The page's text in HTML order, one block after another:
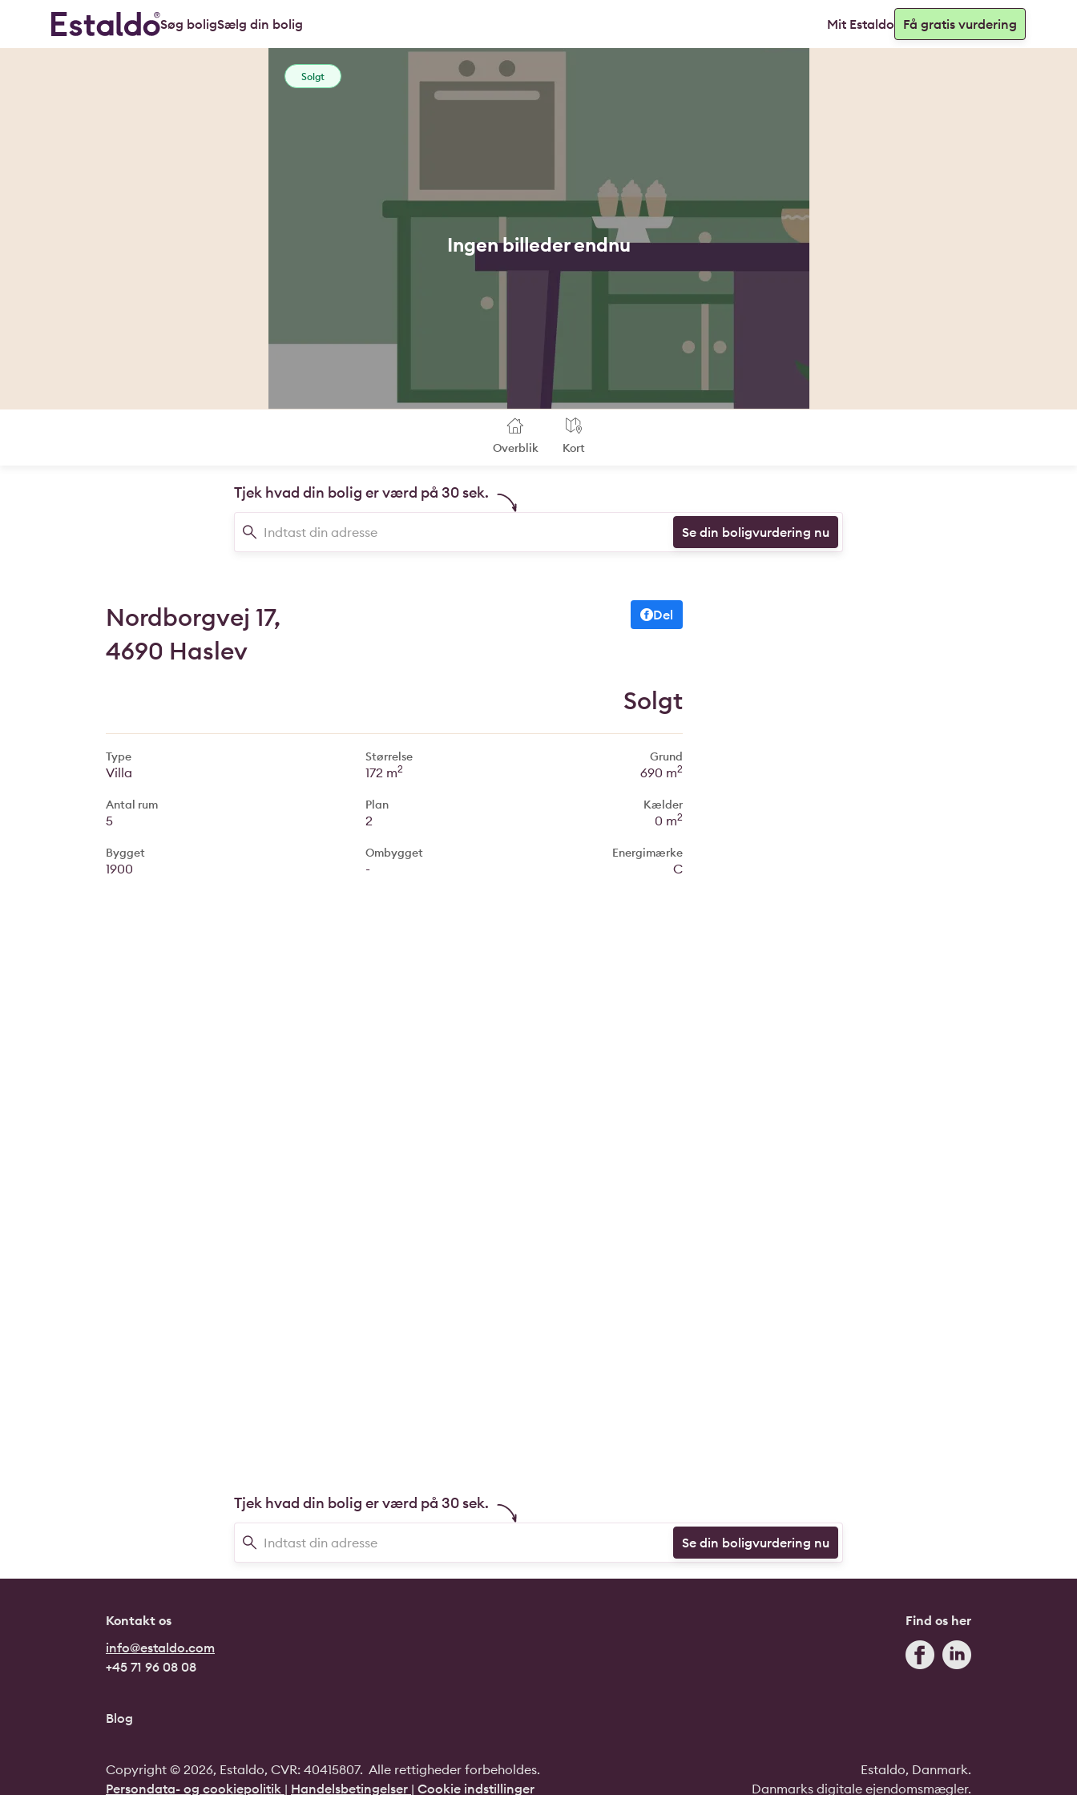
Søg boligSælg din bolig Mit Estaldo Få gratis vurdering
Ingen billeder endnu
Solgt
Overblik Kort
Tjek hvad din bolig er værd på 30 sek.
Se din boligvurdering nu
Nordborgvej 17,
4690 Haslev
Del
Solgt
Type
Villa
Antal rum
5
Bygget
1900
Størrelse
172 m2
Plan
2
Ombygget
-
Grund
690 m2
Kælder
0 m2
Energimærke
C
Tjek hvad din bolig er værd på 30 sek.
Se din boligvurdering nu
Kontakt os
info@estaldo.com
+45 71 96 08 08
Find os her
Blog
Copyright © 2026, Estaldo, CVR: 40415807. Alle rettigheder forbeholdes.
Persondata- og cookiepolitik | Handelsbetingelser | Cookie indstillinger
Estaldo, Danmark.
Danmarks digitale ejendomsmægler.